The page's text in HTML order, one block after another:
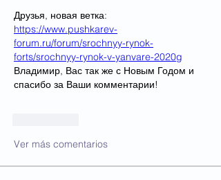
https://www.pushkarev-
forum.ru/forum/srochnyy-rynok-
forts/srochnyy-rynok-v-yanvare-2020g
Владимир, Вас так же с Новым Годом и
спасибо за Ваши комментарии!
Ver más comentarios